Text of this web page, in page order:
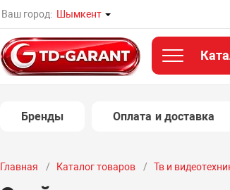
Ваш город: Шымкент
Бренды Оплата и доставка
Главная Каталог товаров Тв и